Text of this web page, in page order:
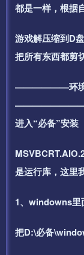
都是一样，根据
游戏解压缩到D
把所有东西都剪
——————环境
进入“必备”安装
是运行库，这里
1、windowns里
把D:\必备